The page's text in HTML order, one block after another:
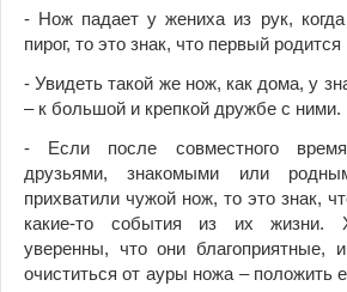
- Нож падает у жениха из рук,
пирог, то это знак, что первый
- Увидеть такой же нож, как дома, у
– к большой и крепкой дружбе с ними.
- Если после совместного
друзьями, знакомыми или
прихватили чужой нож, то это знак,
какие-то события из их жизни.
уверенны, что они благоприятные,
очиститься от ауры ножа – положить